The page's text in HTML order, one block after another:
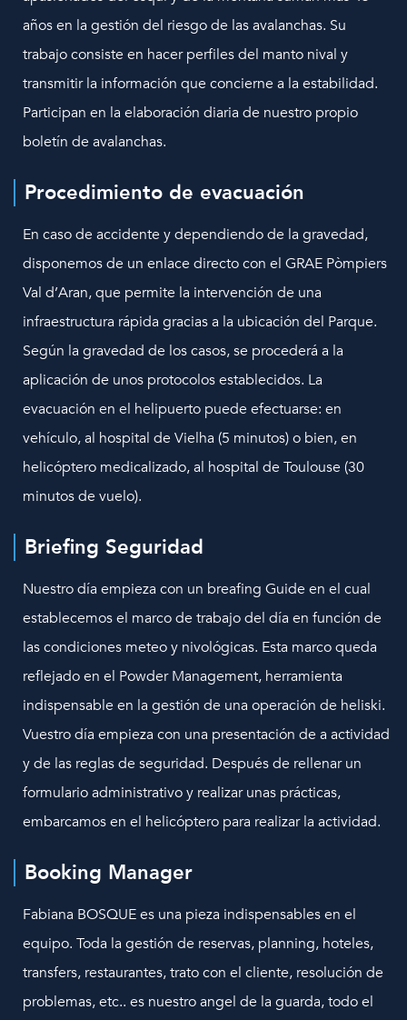
años en la gestión del riesgo de las avalanchas. Su
trabajo consiste en hacer perfiles del manto nival y
transmitir la información que concierne a la estabilidad.
Participan en la elaboración diaria de nuestro propio
boletín de avalanchas.
Procedimiento de evacuación
En caso de accidente y dependiendo de la gravedad,
disponemos de un enlace directo con el GRAE Pòmpiers
Val d’Aran, que permite la intervención de una
infraestructura rápida gracias a la ubicación del Parque.
Según la gravedad de los casos, se procederá a la
aplicación de unos protocolos establecidos. La
evacuación en el helipuerto puede efectuarse: en
vehículo, al hospital de Vielha (5 minutos) o bien, en
helicóptero medicalizado, al hospital de Toulouse (30
minutos de vuelo).
Briefing Seguridad
Nuestro día empieza con un breafing Guide en el cual
establecemos el marco de trabajo del día en función de
las condiciones meteo y nivológicas. Esta marco queda
reflejado en el Powder Management, herramienta
indispensable en la gestión de una operación de heliski.
Vuestro día empieza con una presentación de a actividad
y de las reglas de seguridad. Después de rellenar un
formulario administrativo y realizar unas prácticas,
embarcamos en el helicóptero para realizar la actividad.
Booking Manager
Fabiana BOSQUE es una pieza indispensables en el
equipo. Toda la gestión de reservas, planning, hoteles,
transfers, restaurantes, trato con el cliente, resolución de
problemas, etc.. es nuestro angel de la guarda, todo el